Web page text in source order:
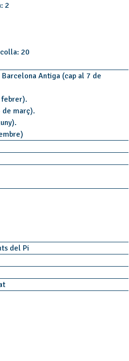
2
20
Antiga (cap al 7 de
febrer).
de març).
del Pi